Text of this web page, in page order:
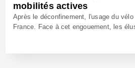
mobilités actives
Après le déconfinement, l'usage du
France. Face à cet engouement, les